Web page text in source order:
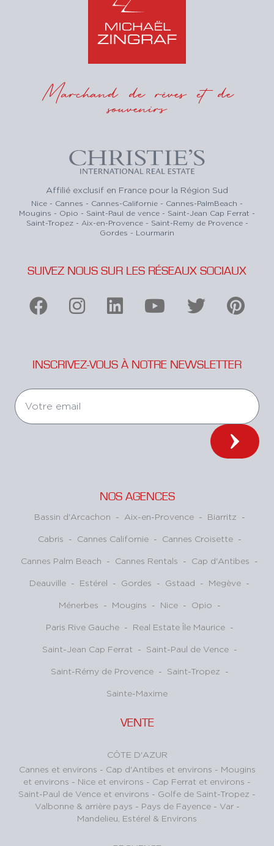
VENTE
CÔTE D'AZUR
Cannes et environs - Cap d'Antibes et environs - Mougins
et environs - Nice et environs - Cap Ferrat et environs -
Saint-Paul de Vence et environs - Golfe de Saint-Tropez -
Valbonne & arrière pays - Pays de Fayence - Var -
Mandelieu, Estérel & Environs
Marchand de rêves et de
souvenirs
Affilié exclusif en France pour la Région Sud
Nice - Cannes - Cannes-Californie - Cannes-PalmBeach -
Mougins - Opio - Saint-Paul de vence - Saint-Jean Cap Ferrat -
Saint-Tropez - Aix-en-Provence - Saint-Remy de Provence -
Gordes - Lourmarin
SUIVEZ NOUS SUR LES RÉSEAUX SOCIAUX
INSCRIVEZ-VOUS À NOTRE NEWSLETTER
NOS AGENCES
Bassin d'Arcachon - Aix-en-Provence - Biarritz -
Cabris - Cannes Californie - Cannes Croisette -
Cannes Palm Beach - Cannes Rentals - Cap d'Antibes -
Deauville - Estérel - Gordes - Gstaad - Megève -
Ménerbes - Mougins - Nice - Opio -
Paris Rive Gauche - Real Estate Île Maurice -
Saint-Jean Cap Ferrat - Saint-Paul de Vence -
Saint-Rémy de Provence - Saint-Tropez -
Sainte-Maxime